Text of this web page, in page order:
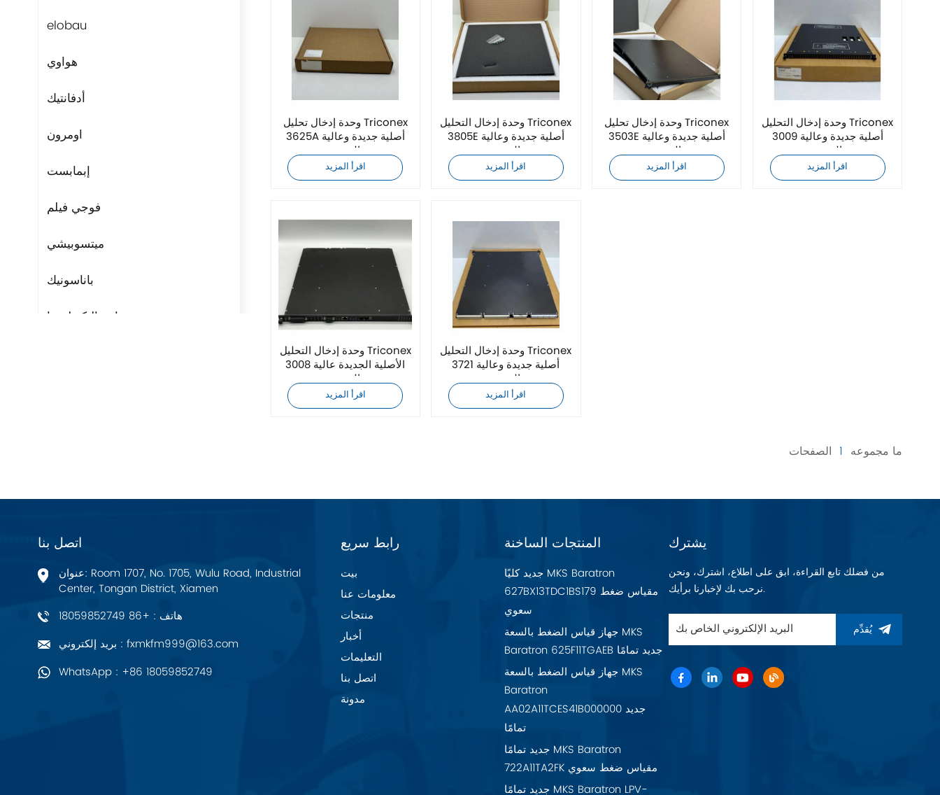
elobau
هواوي
أدفانتيك
اومرون
إبمابست
فوجي فيلم
ميتسوبيشي
باناسونيك
مراوح التكنولوجيا
زيهل-أبيج
Bosch Rexroth
FESTO
Delta
Ti5 robot
آحرون
وحدة إدخال تحليل Triconex
3625A أصلية جديدة وعالية
الجودة
اقرأ المزيد
وحدة إدخال التحليل Triconex
3805E أصلية جديدة وعالية
الجودة
اقرأ المزيد
وحدة إدخال تحليل Triconex
3503E أصلية جديدة وعالية
الجودة
اقرأ المزيد
وحدة إدخال التحليل Triconex
3009 أصلية جديدة وعالية
الجودة
اقرأ المزيد
وحدة إدخال التحليل Triconex
3008 الأصلية الجديدة عالية
الجودة
اقرأ المزيد
وحدة إدخال التحليل Triconex
3721 أصلية جديدة وعالية
الجودة
اقرأ المزيد
ما مجموعه 1 الصفحات
اتصل بنا
عنوان: Room 1707, No. 1705, Wulu Road, Industrial
Center, Tongan District, Xiamen
هاتف : +86 18059852749
بريد إلكتروني : fxmkfm999@163.com
WhatsApp : +86 18059852749
رابط سريع
بيت
معلومات عنا
منتجات
أخبار
التعليمات
اتصل بنا
مدونة
المنتجات الساخنة
جديد كليًا MKS Baratron
627BX13TDC1BS179 مقياس ضغط
سعوي
جهاز قياس الضغط بالسعة MKS
Baratron 625F11TGAEB جديد تمامًا
جهاز قياس الضغط بالسعة MKS
Baratron
AA02A11TCES41B000000 جديد
تمامًا
جديد تمامًا MKS Baratron
722A11TA2FK مقياس ضغط سعوي
جديد تمامًا MKS Baratron LPV-
يشترك
من فضلك تابع القراءة، ابق على اطلاع، اشترك، ونحن
نرحب بك لإخبارنا برأيك.
يُقدِّم